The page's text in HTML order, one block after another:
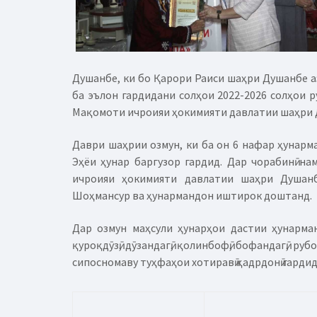
Душанбе, ки бо Қарори Раиси шаҳри Душанбе
ба эълон гардидани солҳои 2022-2026
Мақомоти ичроияи ҳокимияти давлатии шаҳри
Даври шаҳрии озмун, ки ба он 6 нафар
Эҳёи ҳунар баргузор гардид. Дар чорабинӣ
ичроияи ҳокимияти давлатии шаҳри
Шоҳмансур ва ҳунармандон иштирок доштанд.
Дар озмун маҳсули ҳунарҳои дастии
қуроқдӯзӣ, дӯзандагӣ, қолинбофӣ, бофандагӣ,
сипосномаву туҳфаҳои хотиравӣ қадрдонӣ